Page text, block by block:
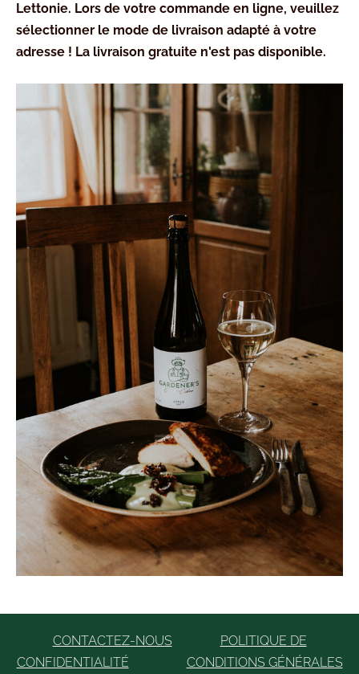
Lettonie. Lors de votre commande en ligne, veuillez
sélectionner le mode de livraison adapté à votre
adresse ! La livraison gratuite n'est pas disponible.
CONTACTEZ-NOUS
POLITIQUE DE
CONFIDENTIALITÉ
CONDITIONS GÉNÉRALES